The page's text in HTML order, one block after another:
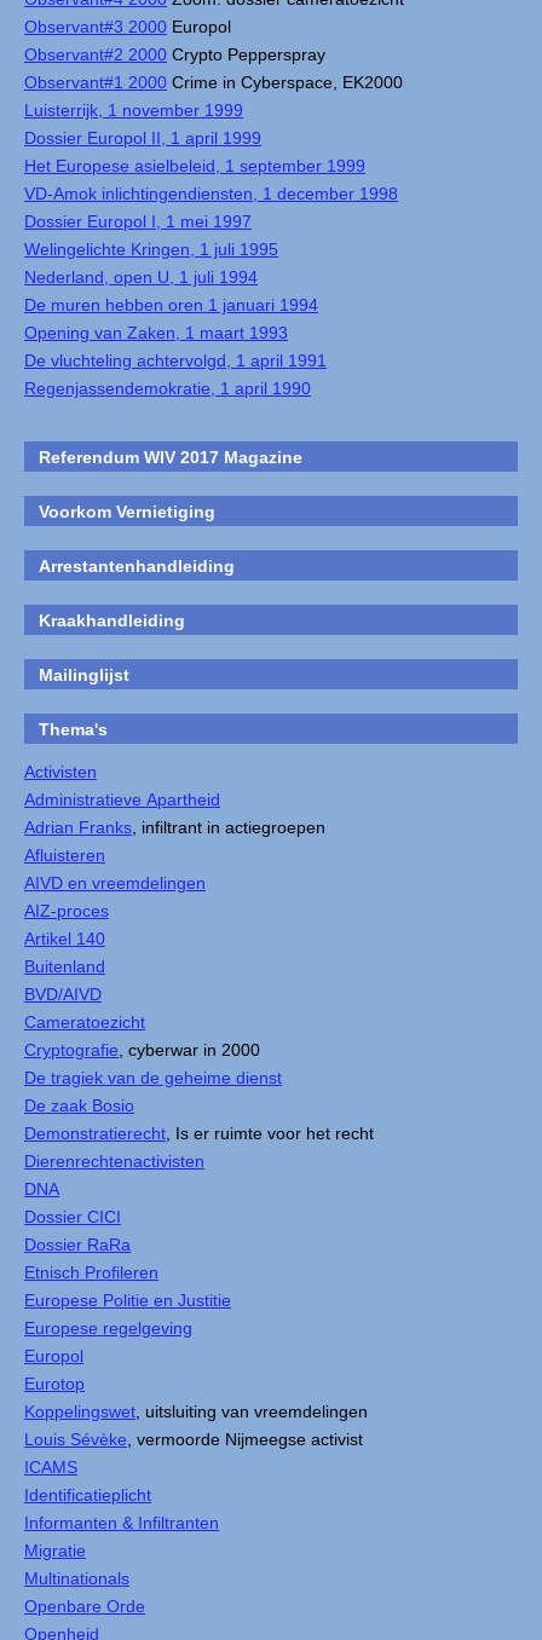
Observant#3 2000 Europol
Observant#2 2000 Crypto Pepperspray
Observant#1 2000 Crime in Cyberspace, EK2000
Luisterrijk, 1 november 1999
Dossier Europol II, 1 april 1999
Het Europese asielbeleid, 1 september 1999
VD-Amok inlichtingendiensten, 1 december 1998
Dossier Europol I, 1 mei 1997
Welingelichte Kringen, 1 juli 1995
Nederland, open U, 1 juli 1994
De muren hebben oren 1 januari 1994
Opening van Zaken, 1 maart 1993
De vluchteling achtervolgd, 1 april 1991
Regenjassendemokratie, 1 april 1990
Referendum WIV 2017 Magazine
Voorkom Vernietiging
Arrestantenhandleiding
Kraakhandleiding
Mailinglijst
Thema's
Activisten
Administratieve Apartheid
Adrian Franks , infiltrant in actiegroepen
Afluisteren
AIVD en vreemdelingen
AIZ-proces
Artikel 140
Buitenland
BVD/AIVD
Cameratoezicht
Cryptografie , cyberwar in 2000
De tragiek van de geheime dienst
De zaak Bosio
Demonstratierecht , Is er ruimte voor het recht
Dierenrechtenactivisten
DNA
Dossier CICI
Dossier RaRa
Etnisch Profileren
Europese Politie en Justitie
Europese regelgeving
Europol
Eurotop
Koppelingswet , uitsluiting van vreemdelingen
Louis Sévèke , vermoorde Nijmeegse activist
ICAMS
Identificatieplicht
Informanten & Infiltranten
Migratie
Multinationals
Openbare Orde
Openheid